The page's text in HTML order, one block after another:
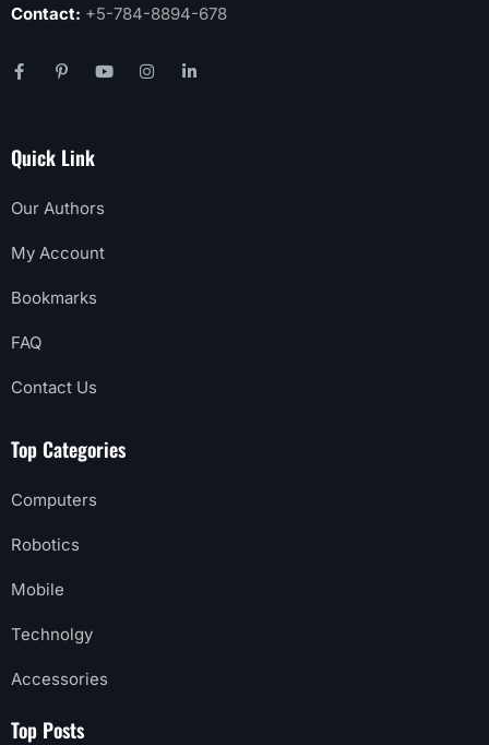
Contact: +5-784-8894-678
Quick Link
Our Authors
My Account
Bookmarks
FAQ
Contact Us
Top Categories
Computers
Robotics
Mobile
Technolgy
Accessories
Top Posts